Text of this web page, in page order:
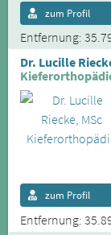
Entfernung:
zum Profil
Dr. Lucille
Entfernung:
zum Profil